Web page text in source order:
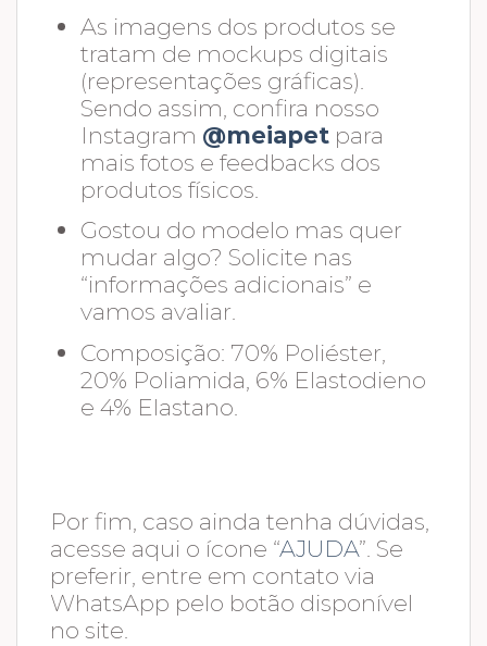
As imagens dos produtos se
tratam de mockups digitais
(representações gráficas).
Sendo assim, confira nosso
Instagram @meiapetpara
mais fotos e feedbacks dos
produtos físicos.
Gostou do modelo mas quer
mudar algo? Solicite nas
“informações adicionais” e
vamos avaliar.
Composição: 70% Poliéster,
20% Poliamida, 6% Elastodieno
e 4% Elastano.
Por fim, caso ainda tenha dúvidas,
acesse aqui o ícone “AJUDA”. Se
preferir, entre em contato via
WhatsApp pelo botão disponível
no site.